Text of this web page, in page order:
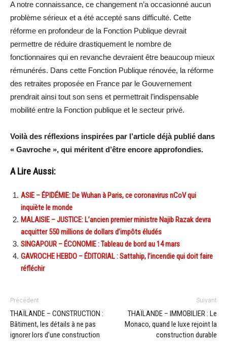
A notre connaissance, ce changement n’a occasionné aucun
problème sérieux et a été accepté sans difficulté. Cette
réforme en profondeur de la Fonction Publique devrait
permettre de réduire drastiquement le nombre de
fonctionnaires qui en revanche devraient être beaucoup mieux
rémunérés. Dans cette Fonction Publique rénovée, la réforme
des retraites proposée en France par le Gouvernement
prendrait ainsi tout son sens et permettrait l’indispensable
mobilité entre la Fonction publique et le secteur privé.
Voilà des réflexions inspirées par l’article déjà publié dans
« Gavroche », qui méritent d’être encore approfondies.
A Lire Aussi:
ASIE – ÉPIDÉMIE: De Wuhan à Paris, ce coronavirus nCoV qui
inquiète le monde
MALAISIE – JUSTICE: L’ancien premier ministre Najib Razak devra
acquitter 550 millions de dollars d’impôts éludés
SINGAPOUR – ÉCONOMIE : Tableau de bord au 14 mars
GAVROCHE HEBDO – ÉDITORIAL : Sattahip, l’incendie qui doit faire
réfléchir
Précédent
THAÏLANDE – CONSTRUCTION :
Bâtiment, les détails à ne pas
ignorer lors d’une construction
Suivant
THAÏLANDE – IMMOBILIER : Le
Monaco, quand le luxe rejoint la
construction durable